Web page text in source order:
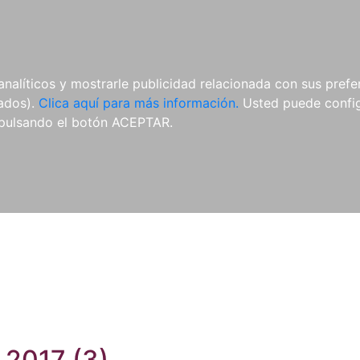
y mostrarle publicidad relacionada con sus
Clica aquí para más información. Usted puede
el botón ACEPTAR.
REVISTAS
CDS Y
DVDS
MATERIAL
COMPLEMENTARIO